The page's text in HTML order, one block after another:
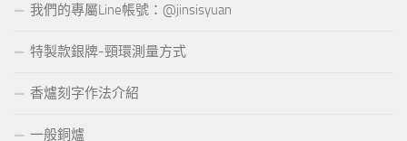
我們的專屬Line帳號：@jinsisyuan
特製款銀牌-頸環測量方式
香爐刻字作法介紹
一般銅爐